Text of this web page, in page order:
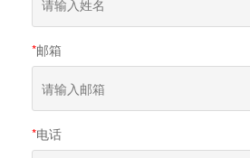
*邮箱
*电话